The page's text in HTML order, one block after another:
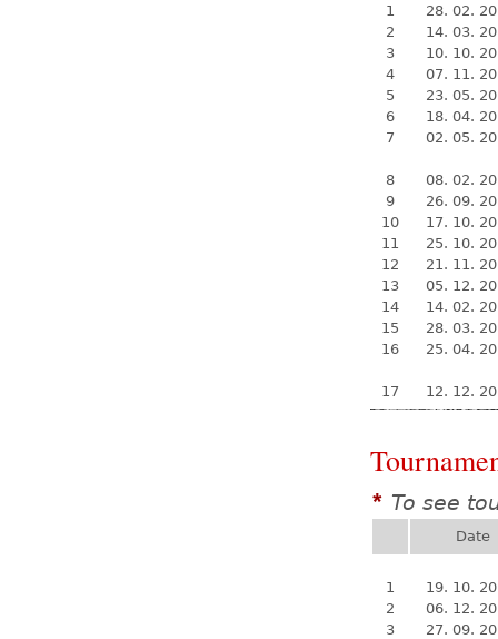
1
28. 02.
2
14. 03.
3
10. 10.
4
07. 11.
5
23. 05.
6
18. 04.
7
02. 05.
8
08. 02.
9
26. 09.
10
17. 10.
11
25. 10.
12
21. 11.
13
05. 12.
14
14. 02.
15
28. 03.
16
25. 04.
17 12. 12.
* To see
Date
1
19. 10.
2
06. 12.
3
27. 09.